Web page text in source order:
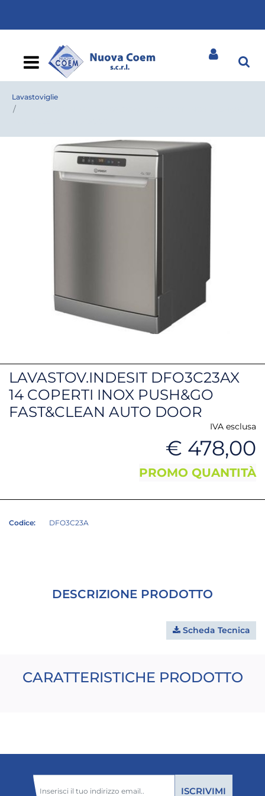
Open
Lavastoviglie
LAVASTOV.INDESIT DFO3C23AX
14 COPERTI INOX PUSH&GO
FAST&CLEAN AUTO DOOR
IVA esclusa
€ 478,00
PROMO QUANTITÀ
Codice: DFO3C23A
DESCRIZIONE PRODOTTO
Scheda Tecnica
CARATTERISTICHE PRODOTTO